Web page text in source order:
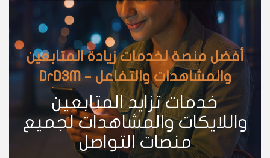
أفضل منصة لخدمات زيادة المتابعين
والمشاهدات والتفاعل – DrD3M
خدمات تزايد المتابعين
واللايكات والمشاهدات لجميع
منصات التواصل